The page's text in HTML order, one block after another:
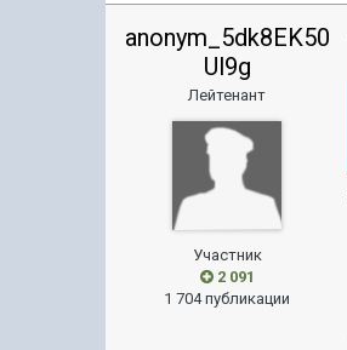
anonym_5dk8EK50
Ul9g
Лейтенант
Участник
2 091
1 704 публикации